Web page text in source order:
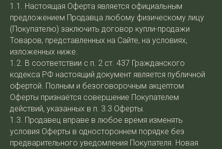
1.1. Настоящая Оферта является официальным
предложением Продавца любому физическому лицу
(Покупателю) заключить договор купли-продажи
Товаров, представленных на Сайте, на условиях,
изложенных ниже.
1.2. В соответствии с п. 2 ст. 437 Гражданского
кодекса РФ настоящий документ является публичной
офертой. Полным и безоговорочным акцептом
Оферты признаётся совершение Покупателем
действий, указанных в п. 3.3 Оферты.
1.3. Продавец вправе в любое время изменять
условия Оферты в одностороннем порядке без
предварительного уведомления Покупателя. Новая